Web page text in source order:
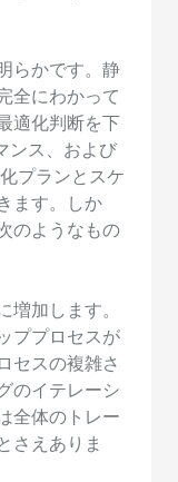
らかです。静
全にわかって
適化判断を下
ンス、および
プランとスケ
ます。しか
のようなもの
増加します。
ププロセスが
セスの複雑さ
のイテレーシ
全体のトレー
さえありま